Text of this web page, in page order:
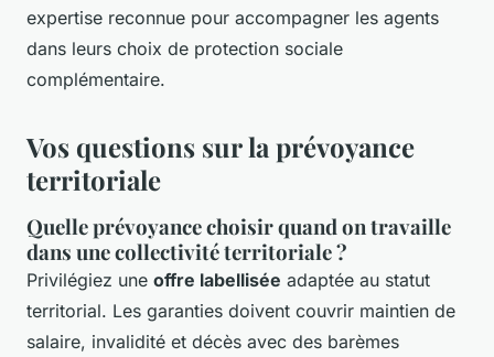
expertise reconnue pour accompagner les agents
dans leurs choix de protection sociale
complémentaire.
Vos questions sur la prévoyance
territoriale
Quelle prévoyance choisir quand on travaille
dans une collectivité territoriale ?
Privilégiez une offre labellisée adaptée au statut
territorial. Les garanties doivent couvrir maintien de
salaire, invalidité et décès avec des barèmes